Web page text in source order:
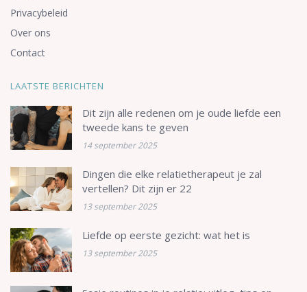
Privacybeleid
Over ons
Contact
LAATSTE BERICHTEN
Dit zijn alle redenen om je oude liefde een
tweede kans te geven
14 september 2025
Dingen die elke relatietherapeut je zal
vertellen? Dit zijn er 22
13 september 2025
Liefde op eerste gezicht: wat het is
13 september 2025